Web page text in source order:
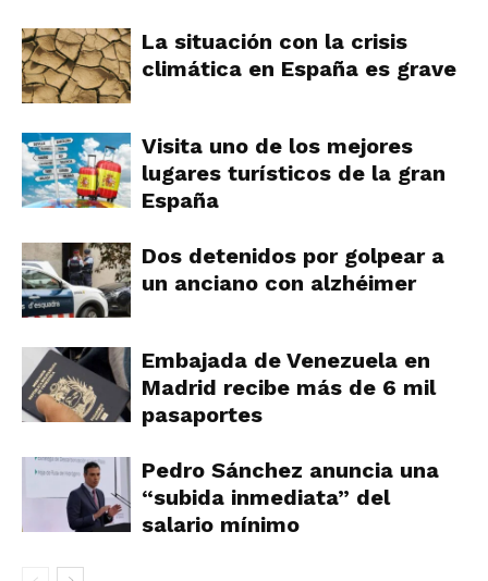
La situación con la crisis
climática en España es grave
Visita uno de los mejores
lugares turísticos de la gran
España
Dos detenidos por golpear a
un anciano con alzhéimer
Embajada de Venezuela en
Madrid recibe más de 6 mil
pasaportes
Pedro Sánchez anuncia una
“subida inmediata” del
salario mínimo